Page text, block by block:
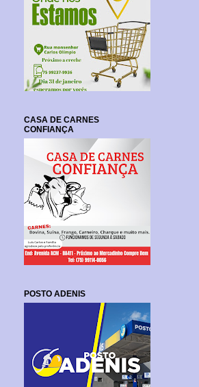
CASA DE CARNES
CONFIANÇA
POSTO ADENIS